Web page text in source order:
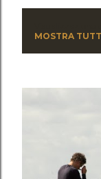
s
MOSTRA